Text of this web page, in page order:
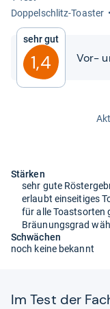
Dop­pel­schlitz-​Toas­ter
Sehr gut
1,4 Vor-​​
Stärken
sehr gute
erlaubt einseitiges
für alle Toastsorten
Bräunungsgrad
Schwächen
noch keine bekannt
Im Test der